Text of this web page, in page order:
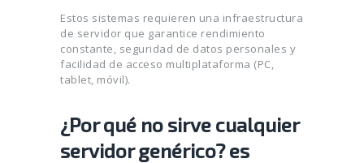
Estos sistemas requieren una infraestructura
de servidor que garantice rendimiento
constante, seguridad de datos personales y
facilidad de acceso multiplataforma (PC,
tablet, móvil).
¿Por qué no sirve cualquier
servidor genérico? es